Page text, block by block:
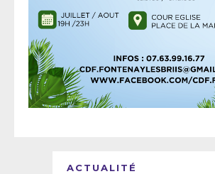
ACTUALITÉ